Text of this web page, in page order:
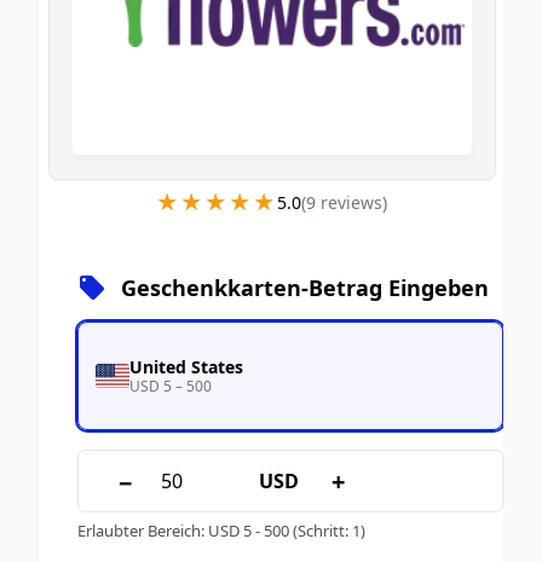
★★★★★
★★★★★5.0(9reviews)
Geschenkkarten-Betrag Eingeben
United States
USD 5 – 500
− USD +
Erlaubter Bereich: USD 5- 500(Schritt: 1)